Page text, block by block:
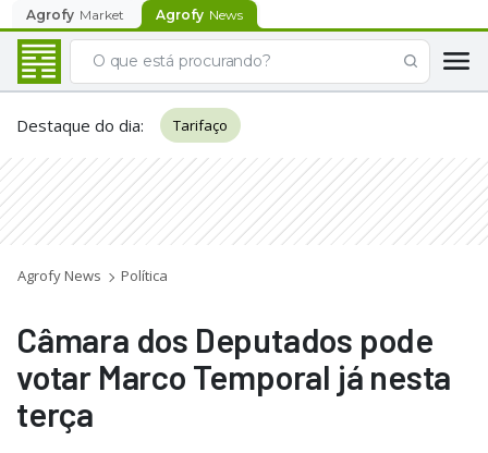
Agrofy Market Agrofy News
Destaque do dia: Tarifaço
Agrofy News Política
Câmara dos Deputados pode
votar Marco Temporal já nesta
terça